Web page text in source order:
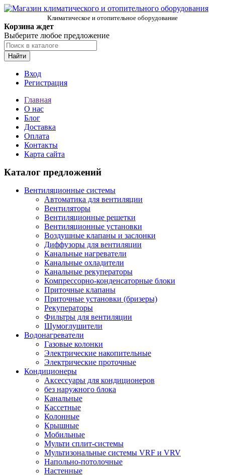
Климатическое и отопительное оборудование
Корзина ждет
Выберите любое предложение
Найти
Вход
Регистрация
Главная
О нас
Блог
Доставка
Оплата
Контакты
Карта сайта
Каталог предложений
Вентиляционные системы
Автоматика для вентиляции
Вентиляторы
Вентиляционные решетки
Вентиляционные установки
Воздушные клапаны и заслонки
Диффузоры для вентиляции
Канальные нагреватели
Канальные охладители
Канальные рекуператоры
Компрессорно-конденсаторные блоки
Приточные клапаны
Приточные установки (бризеры)
Рекуператоры
Фильтры для вентиляции
Шумоглушители
Водонагреватели
Газовые колонки
Электрические накопительные
Электрические проточные
Кондиционеры
Аксессуары для кондиционеров
без наружного блока
Канальные
Кассетные
Колонные
Крышные
Мобильные
Мульти сплит-системы
Мультизональные системы VRF и VRV
Напольно-потолочные
Настенные